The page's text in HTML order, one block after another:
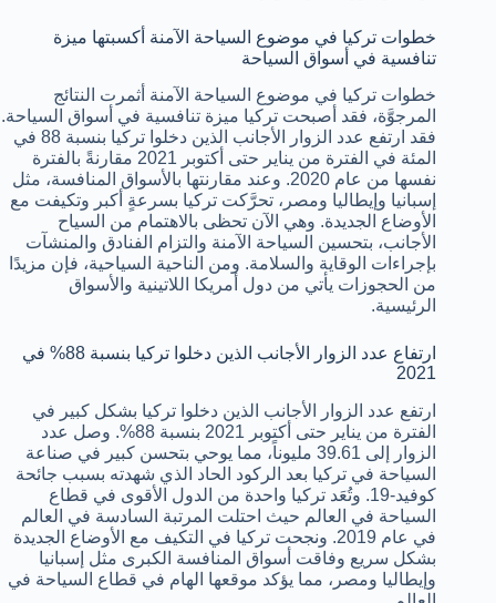
تنافسية في أسواق السياحة
خطوات تركيا في موضوع السياحة الآمنة أثمرت النتائج
المرجوَّة، فقد أصبحت تركيا ميزة تنافسية في أسواق السياحة.
فقد ارتفع عدد الزوار الأجانب الذين دخلوا تركيا بنسبة 88 في
المئة في الفترة من يناير حتى أكتوبر 2021 مقارنةً بالفترة
نفسها من عام 2020. وعند مقارنتها بالأسواق المنافسة، مثل
إسبانيا وإيطاليا ومصر، تحرَّكت تركيا بسرعةٍ أكبر وتكيفت مع
الأوضاع الجديدة. وهي الآن تحظى بالاهتمام من السياح
الأجانب، بتحسين السياحة الآمنة والتزام الفنادق والمنشآت
بإجراءات الوقاية والسلامة. ومن الناحية السياحية، فإن مزيدًا
من الحجوزات يأتي من دول أمريكا اللاتينية والأسواق
الرئيسية.
2021
ارتفع عدد الزوار الأجانب الذين دخلوا تركيا بشكل كبير في
الفترة من يناير حتى أكتوبر 2021 بنسبة 88%. وصل عدد
الزوار إلى 39.61 مليوناً، مما يوحي بتحسن كبير في صناعة
السياحة في تركيا بعد الركود الحاد الذي شهدته بسبب جائحة
كوفيد-19. وتُعَد تركيا واحدة من الدول الأقوى في قطاع
السياحة في العالم حيث احتلت المرتبة السادسة في العالم
في عام 2019. ونجحت تركيا في التكيف مع الأوضاع الجديدة
بشكل سريع وفاقت أسواق المنافسة الكبرى مثل إسبانيا
وإيطاليا ومصر، مما يؤكد موقعها الهام في قطاع السياحة في